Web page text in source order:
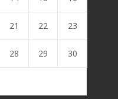
21 22 23
28 29 30